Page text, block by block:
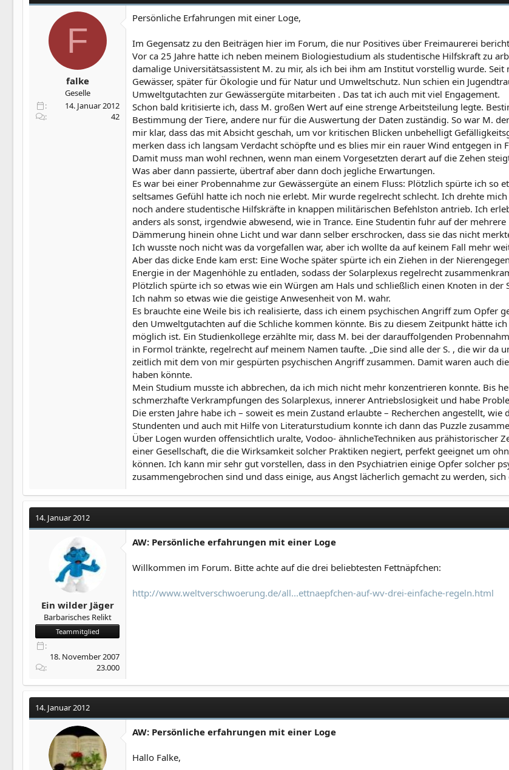
F
falke
Geselle
14. Januar 2012
42
Persönliche Erfahrungen mit einer Loge,
Im Gegensatz zu den Beiträgen hier im Forum, die nur Positives über Freimaurerei
Vor ca 25 Jahre hatte ich neben meinem Biologiestudium als studentische Hilfskraft zu
damalige Universitätsassistent M. zu mir, als ich bei ihm am Institut vorstellig wurde.
Gewässer, später für Ökologie und für Natur und Umweltschutz. Nun schien ein
Umweltgutachten zur Gewässergüte mitarbeiten . Das tat ich auch mit viel Engagement.
Schon bald kritisierte ich, dass M. großen Wert auf eine strenge Arbeitsteilung legte.
Bestimmung der Tiere, andere nur für die Auswertung der Daten zuständig. So war M.
mir klar, dass das mit Absicht geschah, um vor kritischen Blicken unbehelligt
merken dass ich langsam Verdacht schöpfte und es blies mir ein rauer Wind entgegen in
Damit muss man wohl rechnen, wenn man einem Vorgesetzten derart auf die Zehen
Was aber dann passierte, übertraf aber dann doch jegliche Erwartungen.
Es war bei einer Probennahme zur Gewässergüte an einem Fluss: Plötzlich spürte ich
seltsames Gefühl hatte ich noch nie erlebt. Mir wurde regelrecht schlecht. Ich drehte
noch andere studentische Hilfskräfte in knappen militärischen Befehlston antrieb. Ich
anders als sonst, irgendwie abwesend, wie in Trance. Eine Studentin fuhr auf der
Dämmerung hinein ohne Licht und war dann selber erschrocken, dass sie das nicht
Ich wusste noch nicht was da vorgefallen war, aber ich wollte da auf keinem Fall mehr
Aber das dicke Ende kam erst: Eine Woche später spürte ich ein Ziehen in der
Energie in der Magenhöhle zu entladen, sodass der Solarplexus regelrecht
Plötzlich spürte ich so etwas wie ein Würgen am Hals und schließlich einen Knoten in
Ich nahm so etwas wie die geistige Anwesenheit von M. wahr.
Es brauchte eine Weile bis ich realisierte, dass ich einem psychischen Angriff zum Opfer
den Umweltgutachten auf die Schliche kommen könnte. Bis zu diesem Zeitpunkt hätte
möglich ist. Ein Studienkollege erzählte mir, dass M. bei der darauffolgenden
in Formol tränkte, regelrecht auf meinem Namen taufte. „Die sind alle der S. , die wir da
zeitlich mit dem von mir gespürten psychischen Angriff zusammen. Damit waren auch
haben könnte.
Mein Studium musste ich abbrechen, da ich mich nicht mehr konzentrieren konnte. Bis
schmerzhafte Verkrampfungen des Solarplexus, innerer Antriebslosigkeit und habe
Die ersten Jahre habe ich – soweit es mein Zustand erlaubte – Recherchen angestellt,
Stundenten und auch mit Hilfe von Literaturstudium konnte ich dann das Puzzle
Über Logen wurden offensichtlich uralte, Vodoo- ähnlicheTechniken aus prähistorischer
einer Gesellschaft, die die Wirksamkeit solcher Praktiken negiert, perfekt geeignet um
können. Ich kann mir sehr gut vorstellen, dass in den Psychiatrien einige Opfer solcher
zusammengebrochen sind und dass einige, aus Angst lächerlich gemacht zu werden,
14. Januar 2012
Ein wilder Jäger
Barbarisches Relikt
Teammitglied
18. November 2007
23.000
AW: Persönliche erfahrungen mit einer Loge
Willkommen im Forum. Bitte achte auf die drei beliebtesten Fettnäpfchen:
http://www.weltverschwoerung.de/all...ettnaepfchen-auf-wv-drei-einfache-regeln.html
14. Januar 2012
AW: Persönliche erfahrungen mit einer Loge
Hallo Falke,